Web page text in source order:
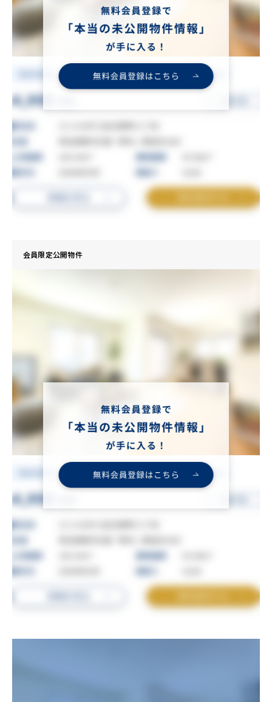
会員限定公開物件